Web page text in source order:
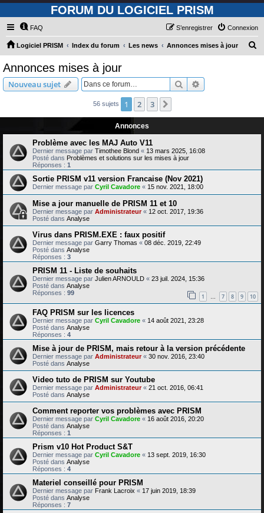
FORUM DU LOGICIEL PRISM
FAQ Connexion
S’enregistrer
Logiciel PRISM Index du forum Les news Annonces mises à jour
r
Annonces mises à jour
Nouveau sujet Rechercher
56 sujets 1 2 3
Annonces
Problème avec les MAJ Auto V11
Dernier message par Timothee Blond « 13 mars 2025, 16:08
Posté dans Problèmes et solutions sur les mises à jour
Réponses : 1
Sortie PRISM v11 version Francaise (Nov 2021)
Dernier message par Cyril Cavadore « 15 nov. 2021, 18:00
Mise a jour manuelle de PRISM 11 et 10
Dernier message par Administrateur« 12 oct. 2017, 19:36
Posté dans Analyse
Virus dans PRISM.EXE : faux positif
Dernier message par Garry Thomas « 08 déc. 2019, 22:49
Posté dans Analyse
Réponses : 3
PRISM 11 - Liste de souhaits
Dernier message par Julien ARNOULD « 23 juil. 2024, 15:36
Posté dans Analyse
Réponses : 99 1 … 7 8 9 10
FAQ PRISM sur les licences
Dernier message par Cyril Cavadore « 14 août 2021, 23:28
Posté dans Analyse
Réponses : 4
Mise à jour de PRISM, mais retour à la version précédente
Dernier message par Administrateur« 30 nov. 2016, 23:40
Posté dans Analyse
Video tuto de PRISM sur Youtube
Dernier message par Administrateur« 21 oct. 2016, 06:41
Posté dans Analyse
Comment reporter vos problèmes avec PRISM
Dernier message par Cyril Cavadore « 16 août 2016, 20:20
Posté dans Analyse
Réponses : 1
Prism v10 Hot Product S&T
Dernier message par Cyril Cavadore « 13 sept. 2019, 16:30
Posté dans Analyse
Réponses : 4
Materiel conseillé pour PRISM
Dernier message par Frank Lacroix « 17 juin 2019, 18:39
Posté dans Analyse
Réponses : 7